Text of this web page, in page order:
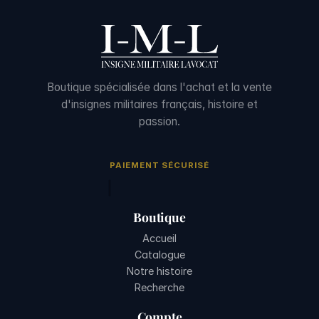
Boutique spécialisée dans l'achat et la vente
d'insignes militaires français, histoire et
passion.
PAIEMENT SÉCURISÉ
Boutique
Accueil
Catalogue
Notre histoire
Recherche